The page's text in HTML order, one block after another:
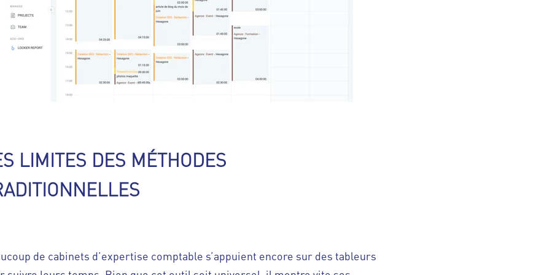
LIMITES DES MÉTHODES
de cabinets d’expertise comptable s’appuient encore sur des tableurs